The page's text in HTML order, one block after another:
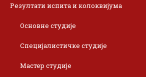
Резултати испита и колоквијума
Основне студије
Специјалистичке студије
Мастер студије